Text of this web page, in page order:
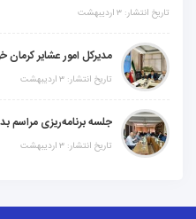
تاریخ انتشار: ۳ اردیبهشت
تاریخ انتشار: ۳ اردیبهشت
جلسه برنامه‌ریزی مراسم
تاریخ انتشار: ۳ اردیبهشت